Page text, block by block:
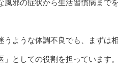
風邪の症状から生活習慣病まで
うような体調不良でも、まずは
としての役割を担っています。